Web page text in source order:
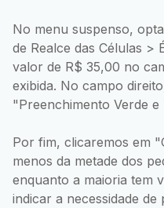
No menu suspenso,
de Realce das Células >
valor de R$ 35,00 no
exibida. No campo
"Preenchimento Verde
Por fim, clicaremos em
menos da metade dos
enquanto a maioria tem
indicar a necessidade